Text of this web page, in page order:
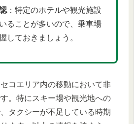
：特定のホテルや観光施設
ることが多いので、乗車場
しておきましょう。
コエリア内の移動において非
。特にスキー場や観光地への
タクシーが不足している時期